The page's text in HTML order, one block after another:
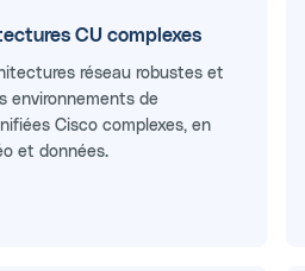
CU complexes
réseau robustes et
environnements de
Cisco complexes, en
et données.